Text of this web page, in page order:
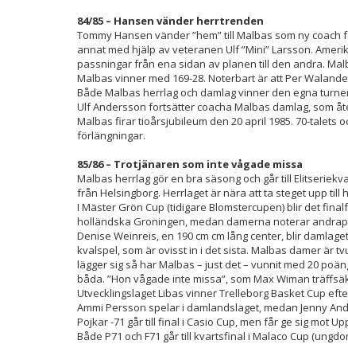
84/85 – Hansen vänder herrtrenden
Tommy Hansen vänder ”hem” till Malbas som ny
annat med hjälp av veteranen Ulf ”Mini” Larsson.
passningar från ena sidan av planen till den andra.
Malbas vinner med 169-28. Noterbart är att Per
Både Malbas herrlag och damlag vinner den egna
Ulf Andersson fortsätter coacha Malbas damlag, som
Malbas firar tioårsjubileum den 20 april 1985. 70-talets
förlängningar.
85/86 – Trotjänaren som inte vågade missa
Malbas herrlag gör en bra säsong och går till
från Helsingborg. Herrlaget är nära att ta steget upp till
I Mäster Grön Cup (tidigare Blomstercupen) blir det
holländska Groningen, medan damerna noterar
Denise Weinreis, en 190 cm cm lång center, blir
kvalspel, som är ovisst in i det sista. Malbas damer är
lägger sig så har Malbas – just det – vunnit med 20
båda. ”Hon vågade inte missa”, som Max Wiman
Utvecklingslaget Libas vinner Trelleborg Basket Cup
Ammi Persson spelar i damlandslaget, medan Jenny
Pojkar -71 går till final i Casio Cup, men får ge sig mot
Både P71 och F71 går till kvartsfinal i Malaco Cup